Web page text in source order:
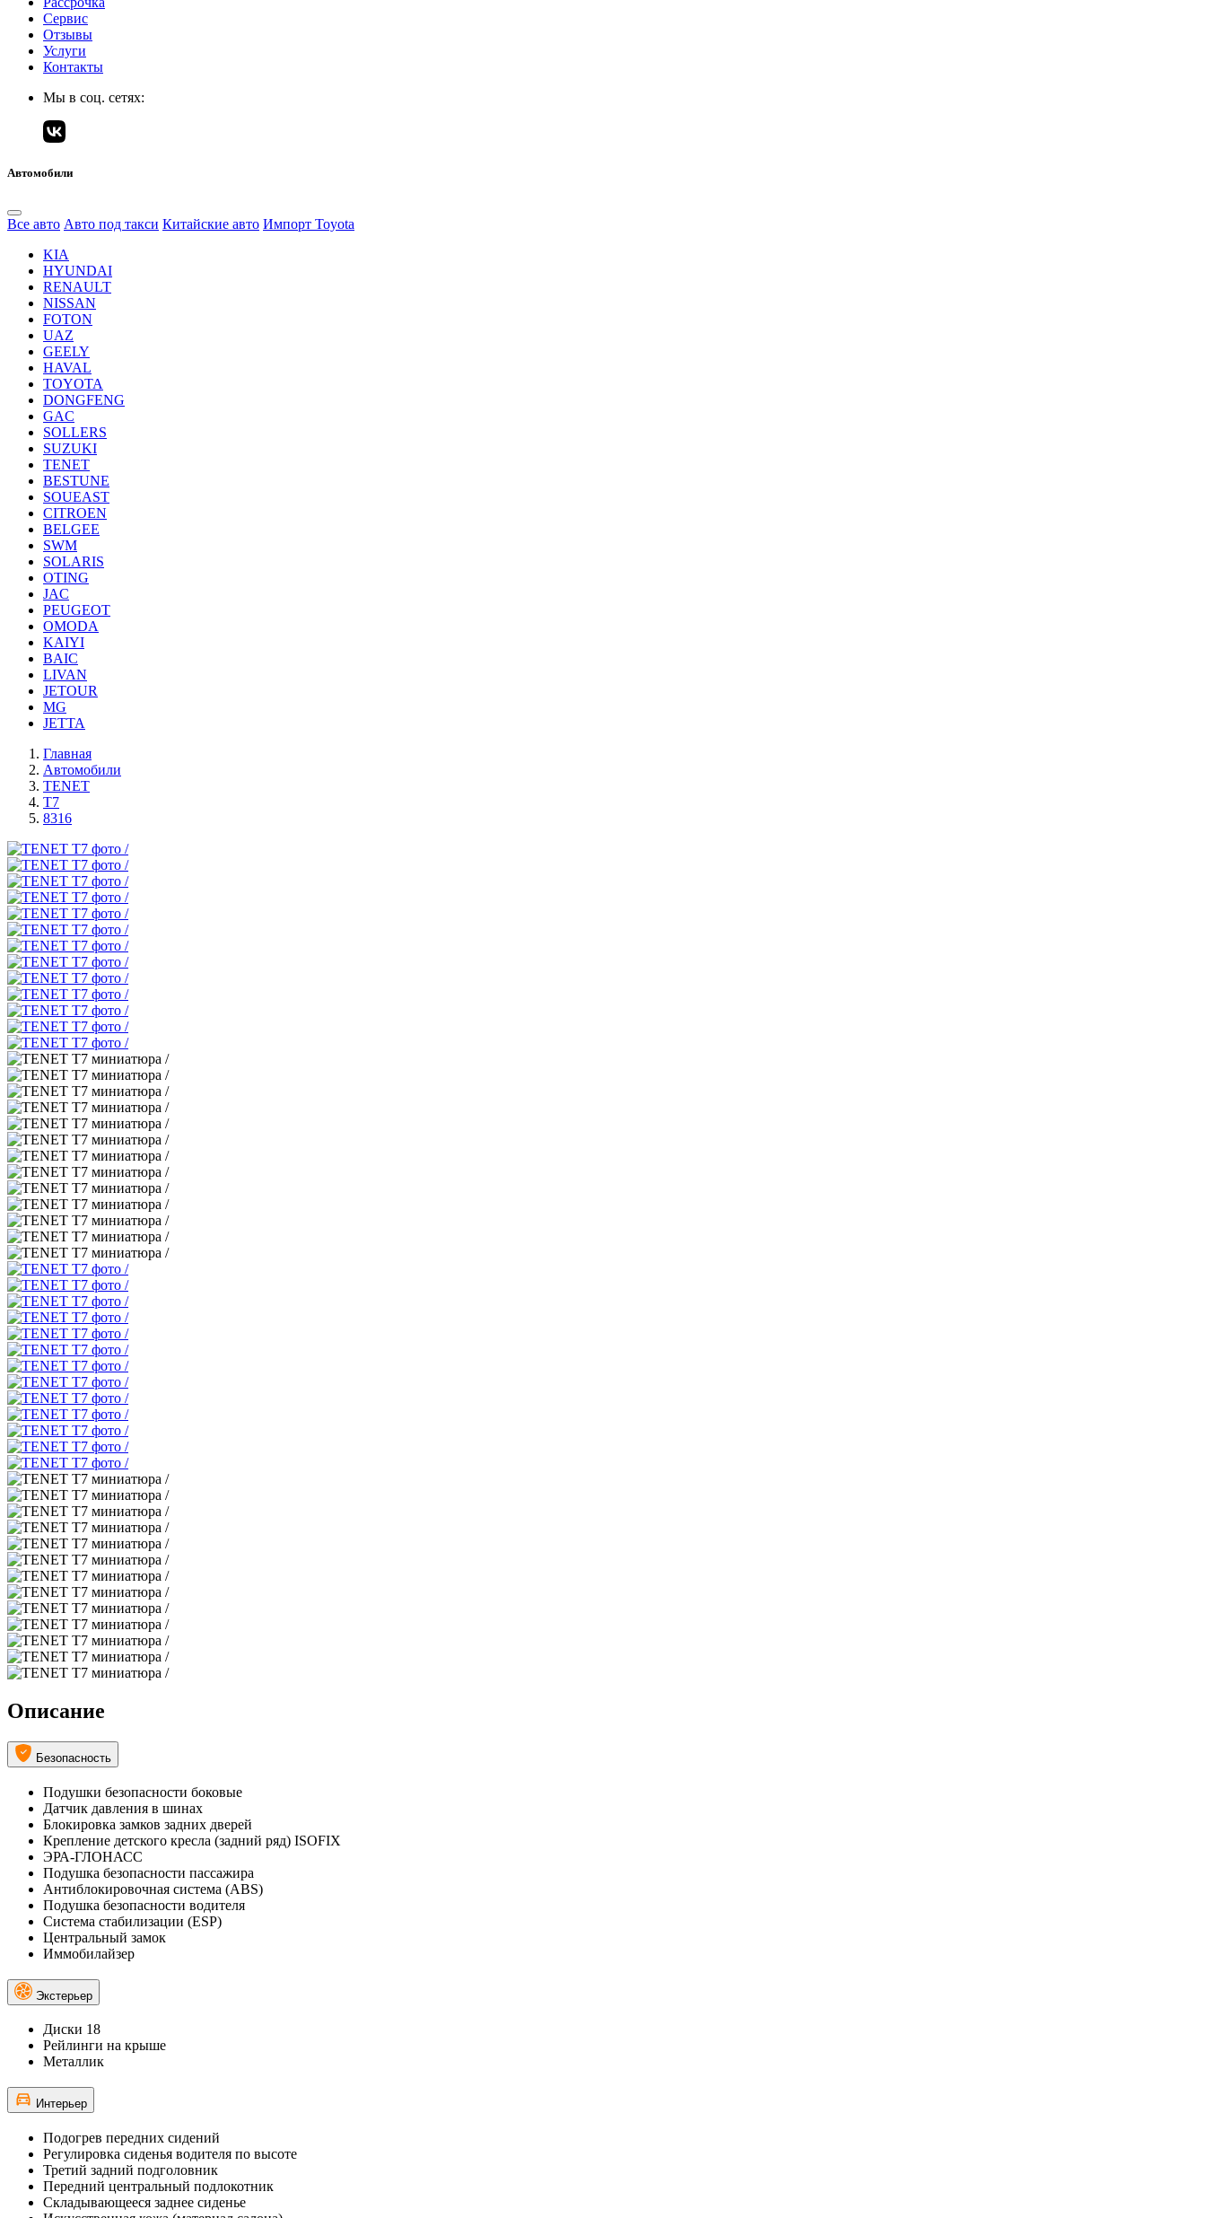
Сервис
Отзывы
Услуги
Контакты
Мы в соц. сетях:
Автомобили
Все авто Авто под такси Китайские авто Импорт Toyota
KIA
HYUNDAI
RENAULT
NISSAN
FOTON
UAZ
GEELY
HAVAL
TOYOTA
DONGFENG
GAC
SOLLERS
SUZUKI
TENET
BESTUNE
SOUEAST
CITROEN
BELGEE
SWM
SOLARIS
OTING
JAC
PEUGEOT
OMODA
KAIYI
BAIC
LIVAN
JETOUR
MG
JETTA
Главная
Автомобили
TENET
T7
8316
Описание
Безопасность
Подушки безопасности боковые
Датчик давления в шинах
Блокировка замков задних дверей
Крепление детского кресла (задний ряд) ISOFIX
ЭРА-ГЛОНАСС
Подушка безопасности пассажира
Антиблокировочная система (ABS)
Подушка безопасности водителя
Система стабилизации (ESP)
Центральный замок
Иммобилайзер
Экстерьер
Диски 18
Рейлинги на крыше
Металлик
Интерьер
Подогрев передних сидений
Регулировка сиденья водителя по высоте
Третий задний подголовник
Передний центральный подлокотник
Складывающееся заднее сиденье